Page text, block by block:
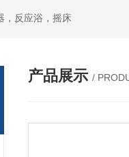
，反应浴，摇床
产品展示 /